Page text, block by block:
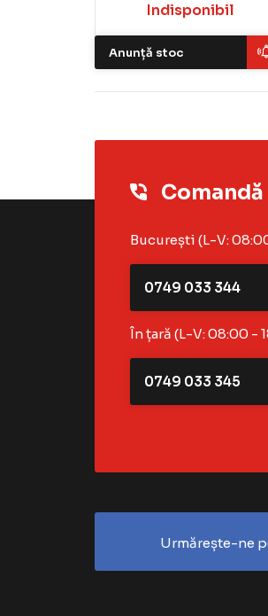
Indisponibil
Anunță stoc
București (L-V:
0749 033 344
În țară (L-V: 08:00 -
0749 033 345
Urmărește-ne